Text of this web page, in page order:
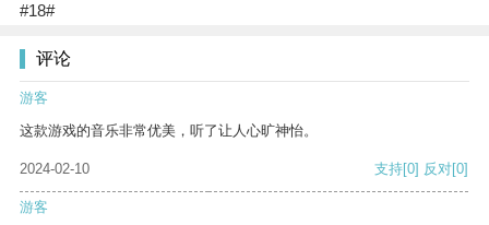
#18#
评论
游客
这款游戏的音乐非常优美，听了让人心旷神怡。
2024-02-10 支持[0] 反对[0]
游客